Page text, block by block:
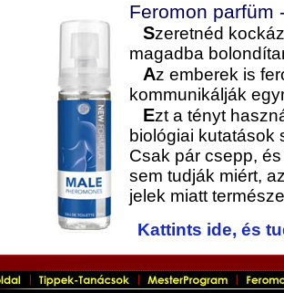
Feromon parfüm
Szeretnéd kockázatok és mellékhatások nélkül
magadba
Az emberek is feromonok (nemi hormonok) útján
kommunikálják
Ezt a tényt használja a kémiai hormonális és nemi
biológiai kutatások
Csak pár csepp,
sem tudják miért,
jelek miatt
Kattints ide, és